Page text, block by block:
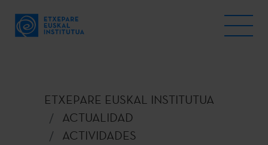
ETXEPARE EUSKAL INSTITUTUA
ACTUALIDAD
ACTIVIDADES